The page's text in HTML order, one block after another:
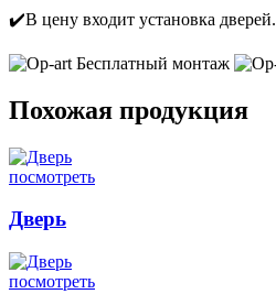
✔️В цену входит установка дверей.
Бесплатный монтаж
Похожая продукция
посмотреть
Дверь
посмотреть